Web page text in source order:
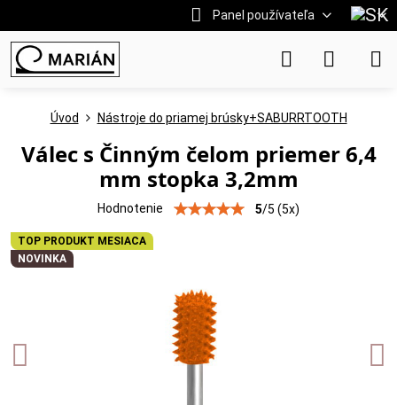
Panel používateľa
TOP PRODUKT MESIACA
NOVINKA
Úvod Nástroje do priamej brúsky+SABURRTOOTH
Válec s Činným čelom priemer 6,4
mm stopka 3,2mm
Hodnotenie 5/5 (5x)